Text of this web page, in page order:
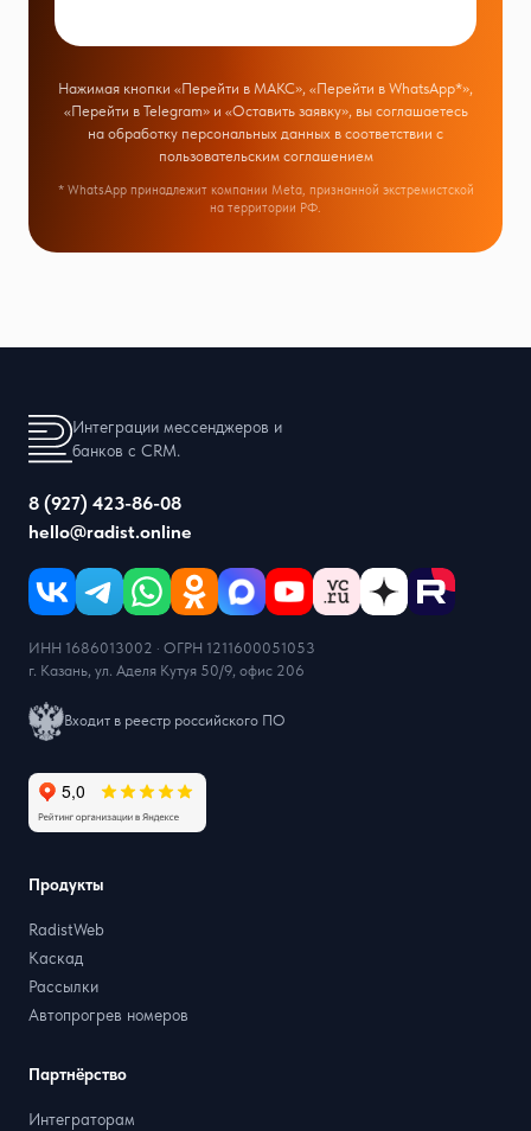
Нажимая кнопки «Перейти в МАКС», «Перейти в WhatsApp*»,
«Перейти в Telegram» и «Оставить заявку», вы соглашаетесь
на обработку персональных данных в соответствии с
пользовательским соглашением
* WhatsApp принадлежит компании Meta, признанной экстремистской
на территории РФ.
Интеграции мессенджеров и
банков с CRM.
8 (927) 423-86-08
hello@radist.online
ИНН 1686013002 · ОГРН 1211600051053
г. Казань, ул. Аделя Кутуя 50/9, офис 206
Входит в реестр российского ПО
Продукты
RadistWeb
Каскад
Рассылки
Автопрогрев номеров
Партнёрство
Интеграторам